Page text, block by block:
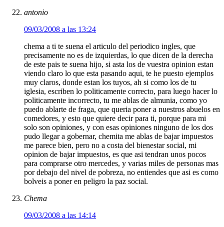
antonio
09/03/2008 a las 13:24
chema a ti te suena el articulo del periodico ingles, que
precisamente no es de izquierdas, lo que dicen de la derecha
de este pais te suena hijo, si asta los de vuestra opinion estan
viendo claro lo que esta pasando aqui, te he puesto ejemplos
muy claros, donde estan los tuyos, ah si como los de tu
iglesia, escriben lo politicamente correcto, para luego hacer lo
politicamente incorrecto, tu me ablas de almunia, como yo
puedo ablarte de fraga, que queria poner a nuestros abuelos en
comedores, y esto que quiere decir para ti, porque para mi
solo son opiniones, y con esas opiniones ninguno de los dos
pudo llegar a gobernar, chemita me ablas de bajar impuestos
me parece bien, pero no a costa del bienestar social, mi
opinion de bajar impuestos, es que asi tendran unos pocos
para comprarse otro mercedes, y varias miles de personas mas
por debajo del nivel de pobreza, no entiendes que asi es como
bolveis a poner en peligro la paz social.
Chema
09/03/2008 a las 14:14